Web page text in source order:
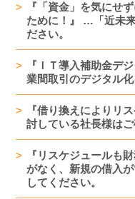
『「資金」を気にせ
ために！』 …「近未
ださい。
『ＩＴ導入補助金デ
業間取引のデジタル
『借り換えによりリ
討している社長様はご
『リスケジュールも
がなく、新規の借入
してください。